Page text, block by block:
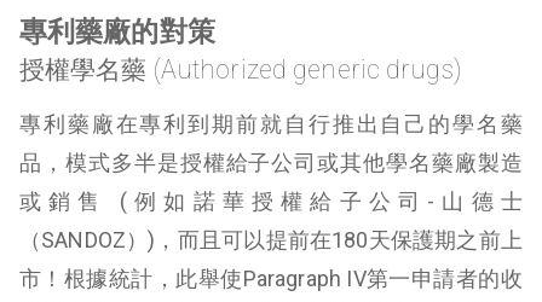
專利藥廠的對策
授權學名藥 (Authorized generic drugs)
專利藥廠在專利到期前就自行推出自己的學名藥
品，模式多半是授權給子公司或其他學名藥廠製造
或銷售 (例如諾華授權給子公司-山德士
（SANDOZ）)，而且可以提前在180天保護期之前上
市！根據統計，此舉使Paragraph IV第一申請者的收